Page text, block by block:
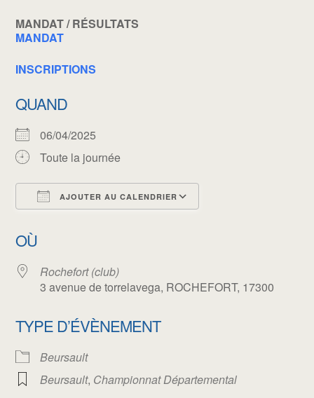
MANDAT / RÉSULTATS
MANDAT
INSCRIPTIONS
QUAND
06/04/2025
Toute la journée
AJOUTER AU CALENDRIER
OÙ
Rochefort (club)
3 avenue de torrelavega, ROCHEFORT, 17300
TYPE D’ÉVÈNEMENT
Beursault
Beursault, Championnat Départemental